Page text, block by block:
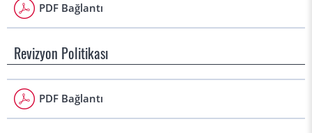
PDF Bağlantı
Revizyon Politikası
PDF Bağlantı